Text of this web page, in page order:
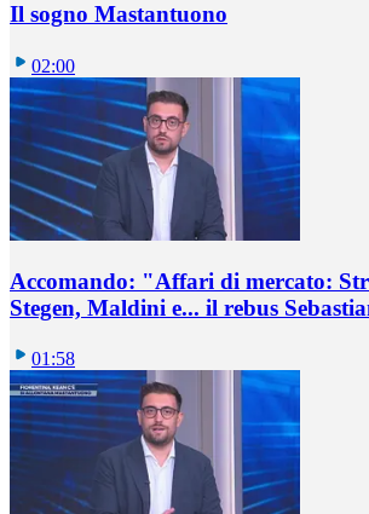
Il sogno Mastantuono
02:00
Accomando: "Affari di mercato:
Stegen, Maldini e... il rebus
01:58